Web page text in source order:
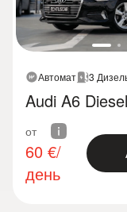
Автомат 3
Audi A6 Diesel
от
60 €/
день